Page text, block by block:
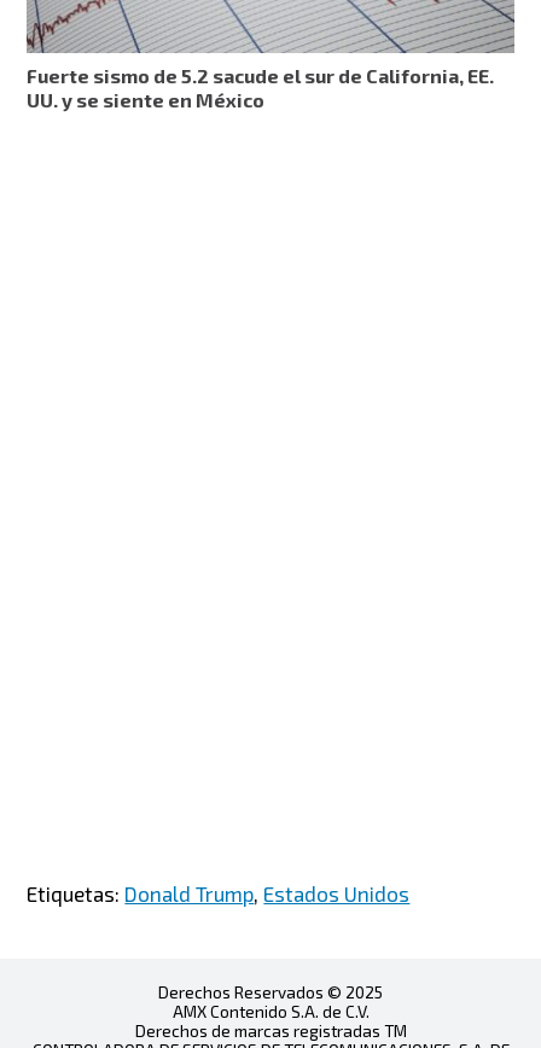
Fuerte sismo de 5.2 sacude el sur de California, EE.
UU. y se siente en México
Etiquetas: Donald Trump Estados Unidos
Derechos Reservados © 2025
AMX Contenido S.A. de C.V.
Derechos de marcas registradas TM